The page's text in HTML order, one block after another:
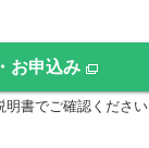
お申込み
明書でご確認ください